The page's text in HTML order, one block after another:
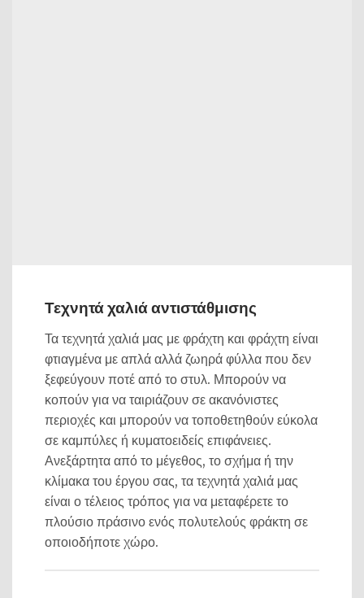
Τεχνητά χαλιά αντιστάθμισης
Τα τεχνητά χαλιά μας με φράχτη και φράχτη είναι
φτιαγμένα με απλά αλλά ζωηρά φύλλα που δεν
ξεφεύγουν ποτέ από το στυλ. Μπορούν να
κοπούν για να ταιριάζουν σε ακανόνιστες
περιοχές και μπορούν να τοποθετηθούν εύκολα
σε καμπύλες ή κυματοειδείς επιφάνειες.
Ανεξάρτητα από το μέγεθος, το σχήμα ή την
κλίμακα του έργου σας, τα τεχνητά χαλιά μας
είναι ο τέλειος τρόπος για να μεταφέρετε το
πλούσιο πράσινο ενός πολυτελούς φράκτη σε
οποιοδήποτε χώρο.